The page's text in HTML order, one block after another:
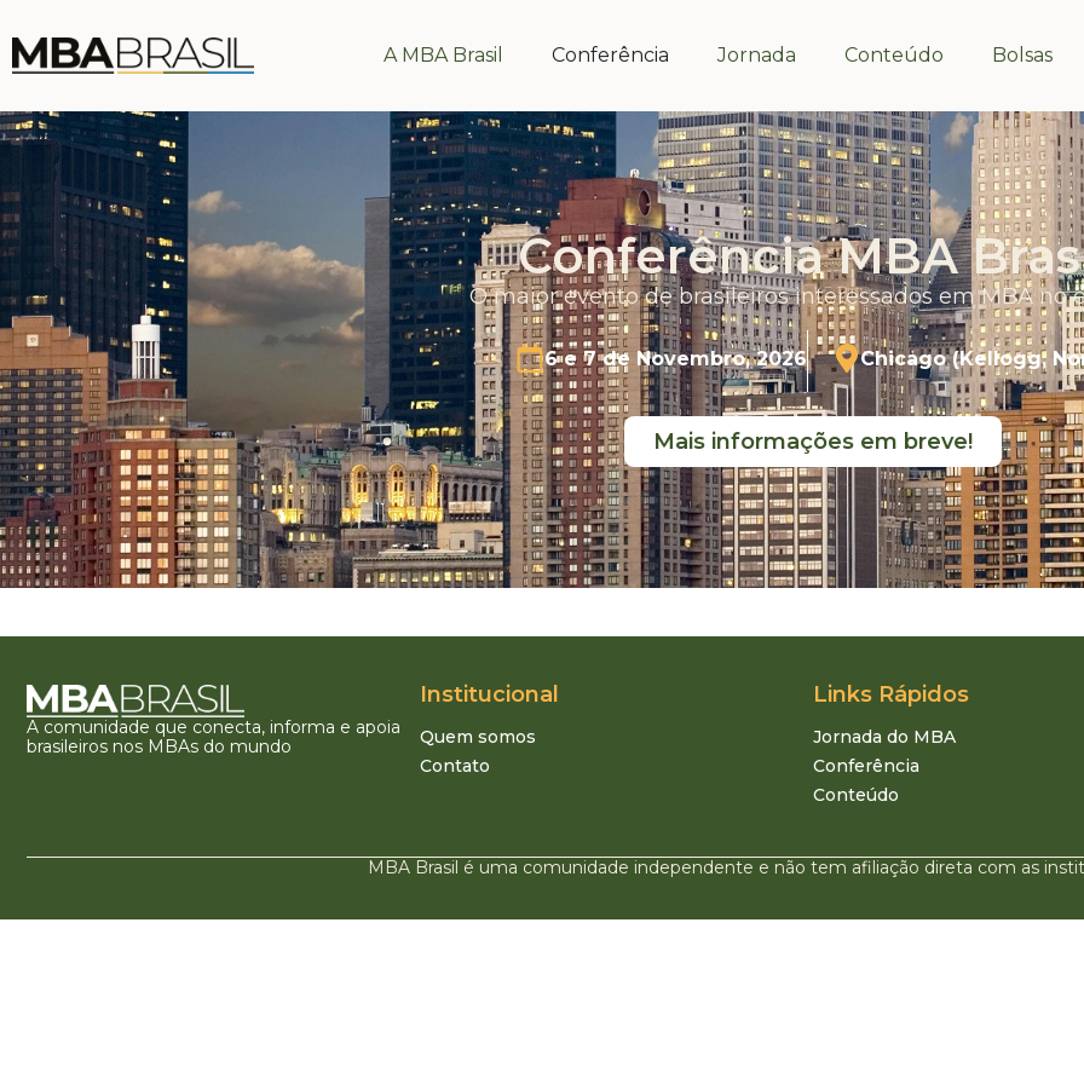
A MBA Brasil Conferência Jornada Conteúdo Bolsas
Conferência MBA
O maior evento de brasileiros interessados em MBA no
6 e 7 de Novembro, 2026 Chicago (Kellogg,
Mais informações em breve!
A comunidade que conecta, informa e apoia
brasileiros nos MBAs do mundo
Institucional
Quem somos
Contato
Links Rápidos
Jornada do MBA
Conferência
Conteúdo
MBA Brasil é uma comunidade independente e não tem afiliação direta com as